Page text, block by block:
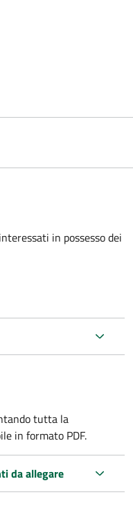
in possesso dei
tutta la
in formato PDF.
da allegare